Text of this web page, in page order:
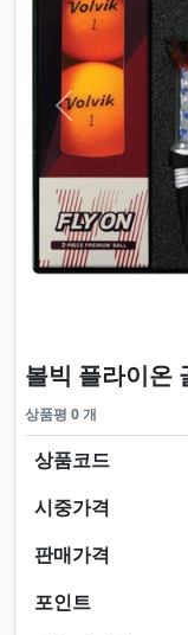
Previous
볼빅 플라이온
상품평 0 개
상품코드
시중가격
판매가격
포인트